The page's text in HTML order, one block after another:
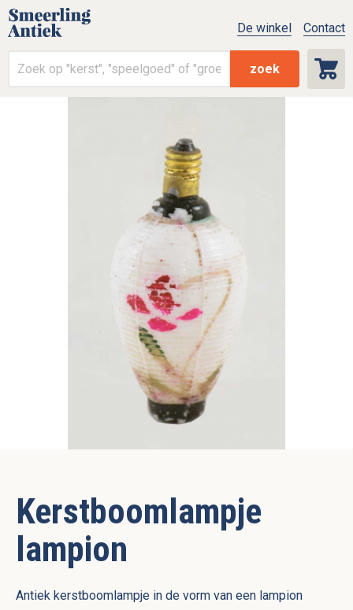
zoek
De winkel Contact
Kerstboomlampje
lampion
Antiek kerstboomlampje in de vorm van een lampion